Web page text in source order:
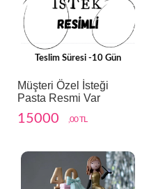
Teslim Süresi -10 Gün
Müşteri Özel İsteği
Pasta Resmi Var
15000 ,00 TL